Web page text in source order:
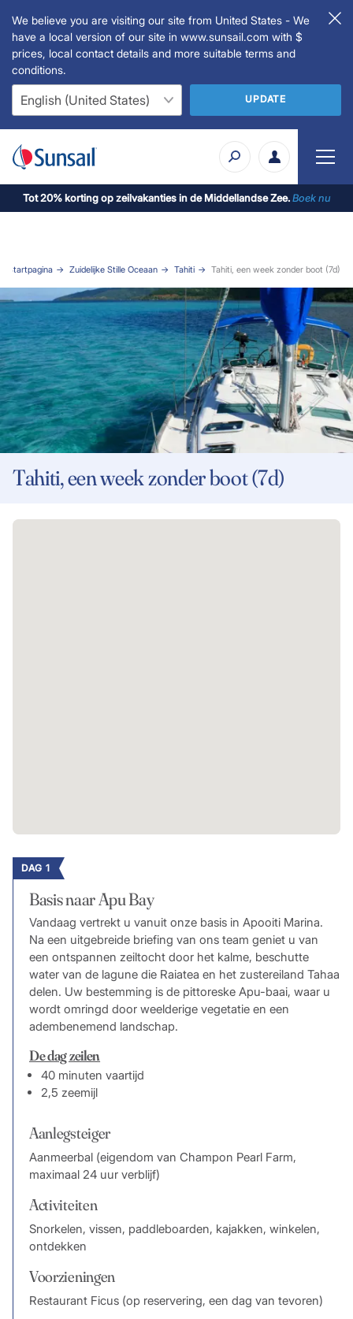
We believe you are visiting our site from United States - We
have a local version of our site in www.sunsail.com with $
prices, local contact details and more suitable terms and
conditions.
UPDATE
Tot 20% korting op zeilvakanties in de Middellandse Zee.Boek nu
Startpagina Zuidelijke Stille Oceaan Tahiti Tahiti, een week zonder boot (7d)
Tahiti, een week zonder boot (7d)
DAG 1
Basis naar Apu Bay
Vandaag vertrekt u vanuit onze basis in Apooiti Marina.
Na een uitgebreide briefing van ons team geniet u van
een ontspannen zeiltocht door het kalme, beschutte
water van de lagune die Raiatea en het zustereiland Tahaa
delen. Uw bestemming is de pittoreske Apu-baai, waar u
wordt omringd door weelderige vegetatie en een
adembenemend landschap.
De dag zeilen
40 minuten vaartijd
2,5 zeemijl
Aanlegsteiger
Aanmeerbal (eigendom van Champon Pearl Farm,
maximaal 24 uur verblijf)
Activiteiten
Snorkelen, vissen, paddleboarden, kajakken, winkelen,
ontdekken
Voorzieningen
Restaurant Ficus (op reservering, een dag van tevoren)